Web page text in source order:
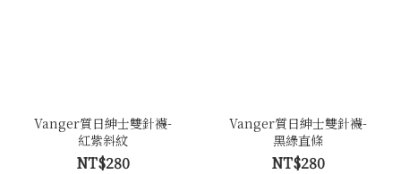
Vanger質日紳士雙針襪-
紅紫斜紋
NT$280
Vanger質日紳士雙針襪-
黑綠直條
NT$280